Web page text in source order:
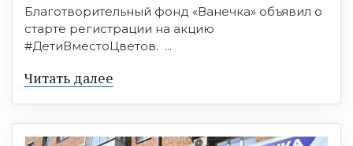
Благотворительный фонд «Ванечка» объявил о
старте регистрации на акцию
#ДетиВместоЦветов. ...
Читать далее